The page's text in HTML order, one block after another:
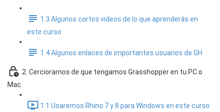
1.3 Algunos cortos videos de lo que aprenderás en
este curso
1.4 Algunos enlaces de importantes usuarios de GH
2. Cerciorarnos de que tengamos Grasshopper en tu PC o
Mac
1.1 Usaremos Rhino 7 y 8 para Windows en este curso